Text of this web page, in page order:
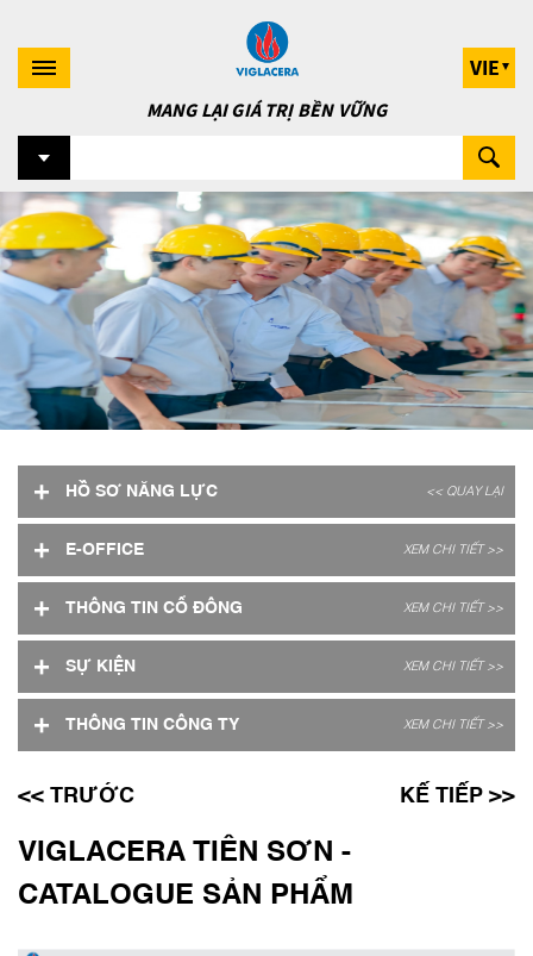
MANG LẠI GIÁ TRỊ BỀN VỮNG
VIE
+ HỒ SƠ NĂNG LỰC << QUAY LẠI
+ E-OFFICE XEM CHI TIẾT >>
+ THÔNG TIN CỔ ĐÔNG XEM CHI TIẾT >>
+ SỰ KIỆN XEM CHI TIẾT >>
+ THÔNG TIN CÔNG TY XEM CHI TIẾT >>
<< TRƯỚC KẾ TIẾP >>
VIGLACERA TIÊN SƠN -
CATALOGUE SẢN PHẨM